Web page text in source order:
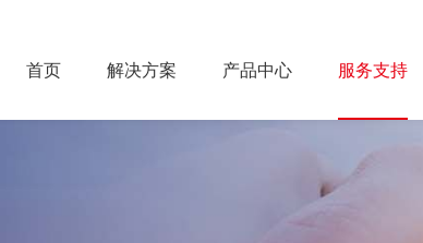
首页 解决方案 产品中心 服务支持